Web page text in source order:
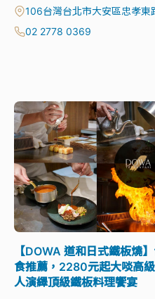
106台灣台北市大安區忠孝東
02 2778 0369
【DOWA 道和日式鐵板燒
食推薦，2280元起大啖高
人演繹頂級鐵板料理饗宴